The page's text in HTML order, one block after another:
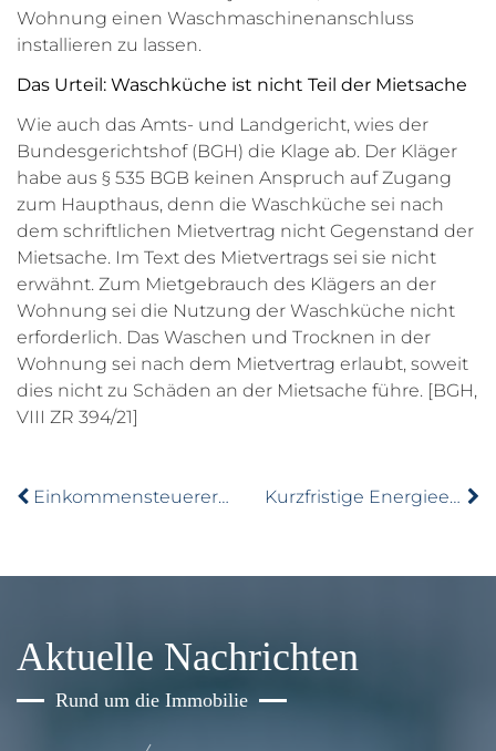
Wohnung einen Waschmaschinenanschluss
installieren zu lassen.
Das Urteil: Waschküche ist nicht Teil der Mietsache
Wie auch das Amts- und Landgericht, wies der
Bundesgerichtshof (BGH) die Klage ab. Der Kläger
habe aus § 535 BGB keinen Anspruch auf Zugang
zum Haupthaus, denn die Waschküche sei nach
dem schriftlichen Mietvertrag nicht Gegenstand der
Mietsache. Im Text des Mietvertrags sei sie nicht
erwähnt. Zum Mietgebrauch des Klägers an der
Wohnung sei die Nutzung der Waschküche nicht
erforderlich. Das Waschen und Trocknen in der
Wohnung sei nach dem Mietvertrag erlaubt, soweit
dies nicht zu Schäden an der Mietsache führe. [BGH,
VIII ZR 394/21]
Einkommensteuererklärung: Nebenkosten richtig absetzen Kurzfristige Energieeinsparverordnung wurde verlängert
Aktuelle Nachrichten
Rund um die Immobilie